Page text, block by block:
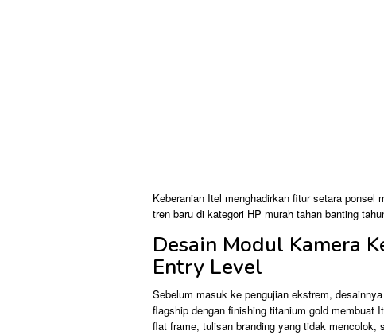
Keberanian Itel menghadirkan fitur setara
tren baru di kategori HP murah tahan banting
Desain Modul Kamera
Entry Level
Sebelum masuk ke pengujian ekstrem,
flagship dengan finishing titanium gold membuat
flat frame, tulisan branding yang tidak mencolok,